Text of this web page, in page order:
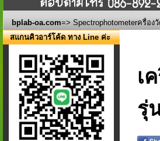
bplab-oa.com=> Spectrophotometerครื่อง
สแกนคิวอาร์โค้ด ทาง Line ค่ะ
เ
รุ่